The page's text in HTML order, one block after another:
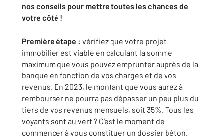
nos conseils pour mettre toutes les chances de
votre côté !
Première étape : vérifiez que votre projet
immobilier est viable en calculant la somme
maximum que vous pouvez emprunter auprès de la
banque en fonction de vos charges et de vos
revenus. En 2023, le montant que vous aurez à
rembourser ne pourra pas dépasser un peu plus du
tiers de vos revenus mensuels, soit 35%. Tous les
voyants sont au vert ? C’est le moment de
commencer à vous constituer un dossier béton.